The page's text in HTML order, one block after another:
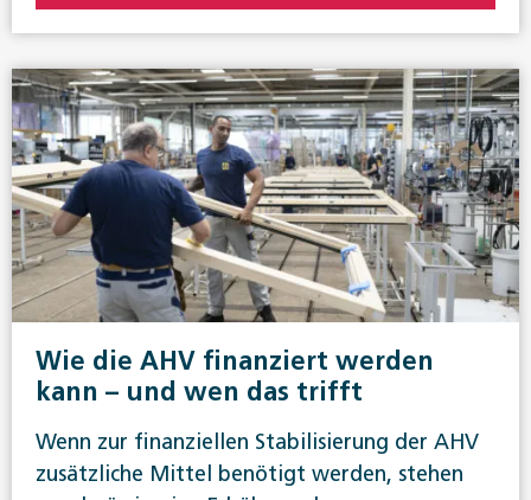
Wie die AHV finanziert werden
kann – und wen das trifft
Wenn zur finanziellen Stabilisierung der AHV
zusätzliche Mittel benötigt werden, stehen